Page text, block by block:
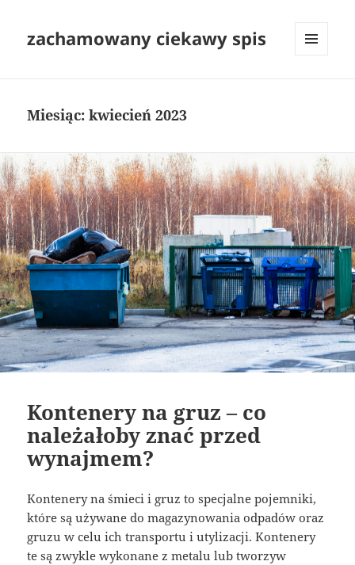
zachamowany ciekawy spis
Miesiąc:kwiecień 2023
Kontenery na gruz – co
należałoby znać przed
wynajmem?
Kontenery na śmieci i gruz to specjalne pojemniki,
które są używane do magazynowania odpadów oraz
gruzu w celu ich transportu i utylizacji. Kontenery
te są zwykle wykonane z metalu lub tworzyw